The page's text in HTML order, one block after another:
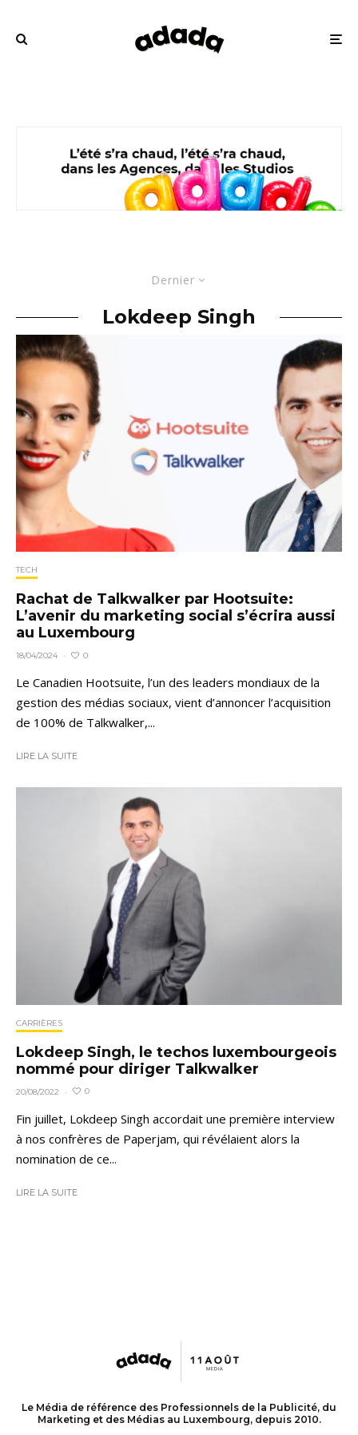
Dernier
Lokdeep Singh
TECH
Rachat de Talkwalker par Hootsuite:
L’avenir du marketing social s’écrira aussi
au Luxembourg
18/04/2024 · 0
Le Canadien Hootsuite, l’un des leaders mondiaux de la
gestion des médias sociaux, vient d’annoncer l’acquisition
de 100% de Talkwalker,...
LIRE LA SUITE
CARRIÈRES
Lokdeep Singh, le techos luxembourgeois
nommé pour diriger Talkwalker
20/08/2022 · 0
Fin juillet, Lokdeep Singh accordait une première interview
à nos confrères de Paperjam, qui révélaient alors la
nomination de ce...
LIRE LA SUITE
Le Média de référence des Professionnels de la Publicité, du
Marketing et des Médias au Luxembourg, depuis 2010.